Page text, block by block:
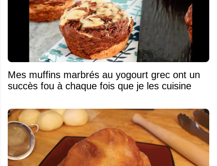
Mes muffins marbrés au yogourt grec ont un
succès fou à chaque fois que je les cuisine